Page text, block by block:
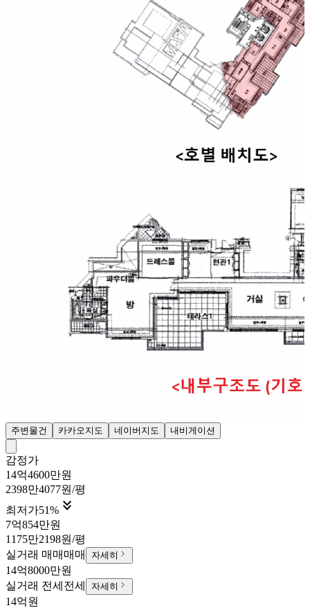
주변물건 카카오지도 네이버지도 내비게이션
감정가
14억4600만원
2398만4077원/평
최저가51% 
7억854만원
1175만2198원/평
실거래 매매 매매 자세히
14억8000만원
실거래 전세 전세 자세히
14억원